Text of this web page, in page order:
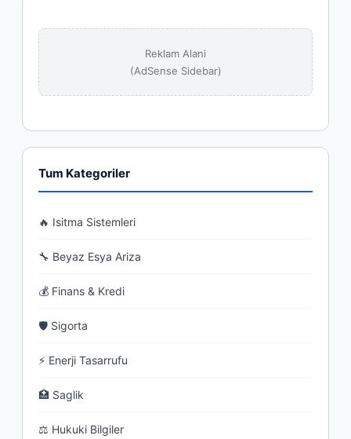
Reklam Alani
(AdSense Sidebar)
Tum Kategoriler
🔥 Isitma Sistemleri
🔧 Beyaz Esya Ariza
💰 Finans & Kredi
🛡 Sigorta
⚡ Enerji Tasarrufu
🏥 Saglik
⚖ Hukuki Bilgiler